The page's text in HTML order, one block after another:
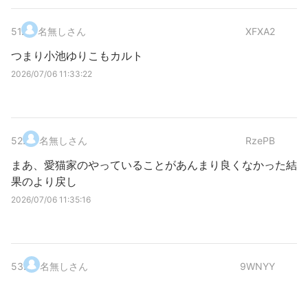
51. 名無しさん XFXA2
つまり小池ゆりこもカルト
2026/07/06 11:33:22
52. 名無しさん RzePB
まあ、愛猫家のやっていることがあんまり良くなかった結
果のより戻し
2026/07/06 11:35:16
53. 名無しさん 9WNYY